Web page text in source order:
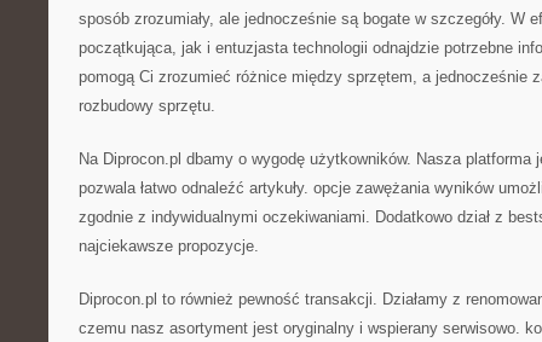
sposób zrozumiały, ale jednocześnie są bogate w szczegóły. W
początkująca, jak i entuzjasta technologii odnajdzie potrzebne
pomogą Ci zrozumieć różnice między sprzętem, a jednocześnie
rozbudowy sprzętu.
Na Diprocon.pl dbamy o wygodę użytkowników. Nasza platforma
pozwala łatwo odnaleźć artykuły. opcje zawężania wyników
zgodnie z indywidualnymi oczekiwaniami. Dodatkowo dział z
najciekawsze propozycje.
Diprocon.pl to również pewność transakcji. Działamy z
czemu nasz asortyment jest oryginalny i wspierany serwisowo.